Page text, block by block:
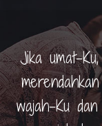
Jika umat-
wajah-Ku